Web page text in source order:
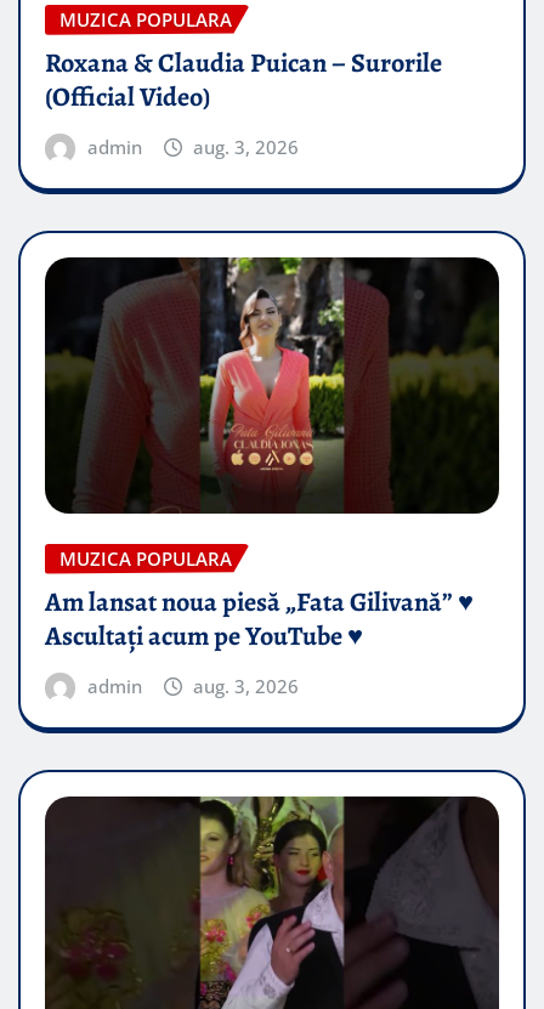
MUZICA POPULARA
Roxana & Claudia Puican – Surorile
(Official Video)
admin aug. 3, 2026
MUZICA POPULARA
Am lansat noua piesă „Fata Gilivană” ♥️
Ascultați acum pe YouTube ♥️
admin aug. 3, 2026